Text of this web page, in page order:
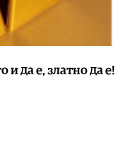
да е, златно да е!